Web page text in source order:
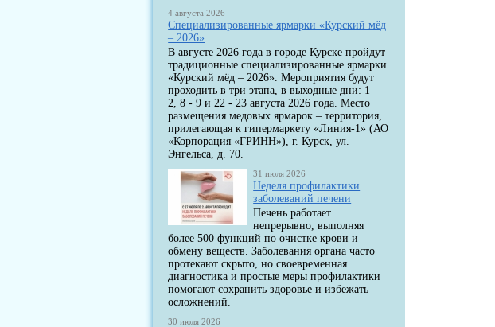
4 августа 2026
Специализированные ярмарки «Курский мёд
– 2026»
В августе 2026 года в городе Курске пройдут
традиционные специализированные ярмарки
«Курский мёд – 2026». Мероприятия будут
проходить в три этапа, в выходные дни: 1 –
2, 8 - 9 и 22 - 23 августа 2026 года. Место
размещения медовых ярмарок – территория,
прилегающая к гипермаркету «Линия-1» (АО
«Корпорация «ГРИНН»), г. Курск, ул.
Энгельса, д. 70.
31 июля 2026
Неделя профилактики
заболеваний печени
Печень работает
непрерывно, выполняя
более 500 функций по очистке крови и
обмену веществ. Заболевания органа часто
протекают скрыто, но своевременная
диагностика и простые меры профилактики
помогают сохранить здоровье и избежать
осложнений.
30 июля 2026